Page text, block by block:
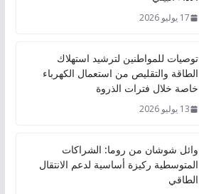
17 يوليو 2026
توصيات للمواطنين لترشيد استهلاك
الطاقة والتقليص من استعمال الكهرباء
خاصة خلال فترات الذروة
13 يوليو 2026
وائل شوشان من روما: الشراكات
المتوسطية ركيزة أساسية لدعم الانتقال
الطاقي